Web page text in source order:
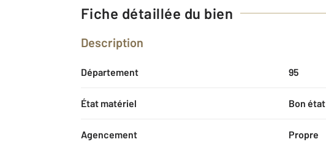
Fiche détaillée du bien
Description
Département 95
État matériel Bon état
Agencement Propre